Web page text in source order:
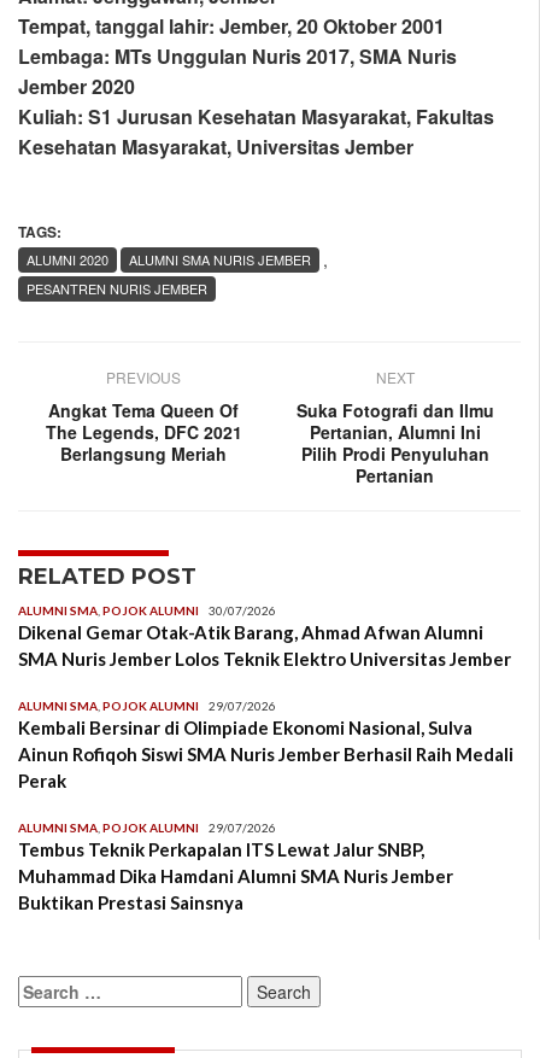
Tempat, tanggal lahir: Jember, 20 Oktober 2001
Lembaga: MTs Unggulan Nuris 2017, SMA Nuris
Jember 2020
Kuliah: S1 Jurusan Kesehatan Masyarakat, Fakultas
Kesehatan Masyarakat, Universitas Jember
TAGS:
,
ALUMNI 2020
ALUMNI SMA NURIS JEMBER
PESANTREN NURIS JEMBER
PREVIOUS
Angkat Tema Queen Of
The Legends, DFC 2021
Berlangsung Meriah
NEXT
Suka Fotografi dan Ilmu
Pertanian, Alumni Ini
Pilih Prodi Penyuluhan
Pertanian
RELATED POST
ALUMNI SMA POJOK ALUMNI 30/07/2026
Dikenal Gemar Otak-Atik Barang, Ahmad Afwan Alumni
SMA Nuris Jember Lolos Teknik Elektro Universitas Jember
ALUMNI SMA POJOK ALUMNI 29/07/2026
Kembali Bersinar di Olimpiade Ekonomi Nasional, Sulva
Ainun Rofiqoh Siswi SMA Nuris Jember Berhasil Raih Medali
Perak
ALUMNI SMA POJOK ALUMNI 29/07/2026
Tembus Teknik Perkapalan ITS Lewat Jalur SNBP,
Muhammad Dika Hamdani Alumni SMA Nuris Jember
Buktikan Prestasi Sainsnya
Search
for: